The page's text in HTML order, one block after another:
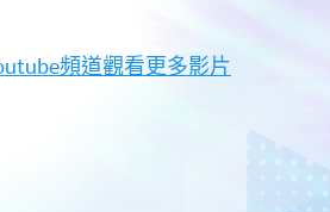
頻道觀看更多影片